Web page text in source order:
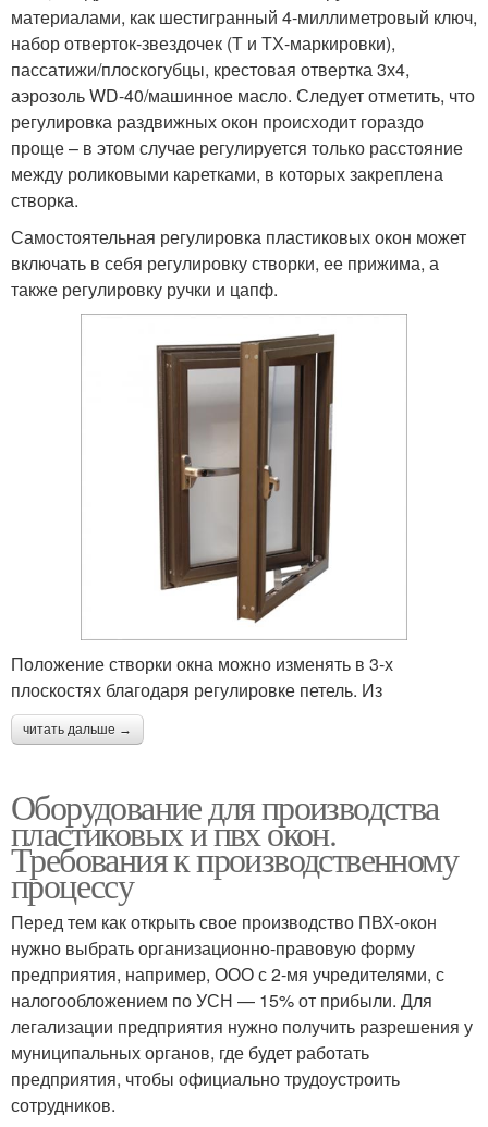
материалами, как шестигранный 4-миллиметровый ключ,
набор отверток-звездочек (Т и ТХ-маркировки),
пассатижи/плоскогубцы, крестовая отвертка 3х4,
аэрозоль WD-40/машинное масло. Следует отметить, что
регулировка раздвижных окон происходит гораздо
проще – в этом случае регулируется только расстояние
между роликовыми каретками, в которых закреплена
створка.
Самостоятельная регулировка пластиковых окон может
включать в себя регулировку створки, ее прижима, а
также регулировку ручки и цапф.
Положение створки окна можно изменять в 3-х
плоскостях благодаря регулировке петель. Из
читать дальше →
Оборудование для производства
пластиковых и пвх окон.
Требования к производственному
процессу
Перед тем как открыть свое производство ПВХ-окон
нужно выбрать организационно-правовую форму
предприятия, например, ООО с 2-мя учредителями, с
налогообложением по УСН — 15% от прибыли. Для
легализации предприятия нужно получить разрешения у
муниципальных органов, где будет работать
предприятия, чтобы официально трудоустроить
сотрудников.